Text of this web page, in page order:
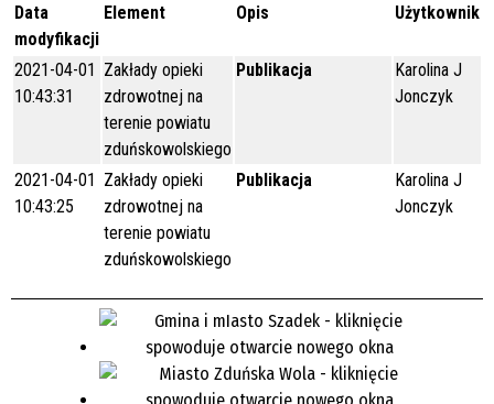
Data
modyfikacji
Element Opis Użytkownik
2021-04-01
10:43:31
Zakłady opieki
zdrowotnej na
terenie powiatu
zduńskowolskiego
Publikacja
Karolina J
Jonczyk
2021-04-01
10:43:25
Zakłady opieki
zdrowotnej na
terenie powiatu
zduńskowolskiego
Publikacja
Karolina J
Jonczyk